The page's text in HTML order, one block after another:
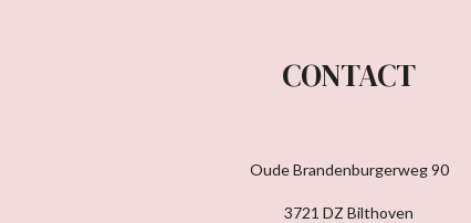
CONTACT
Oude Brandenburgerweg 90
3721 DZ Bilthoven